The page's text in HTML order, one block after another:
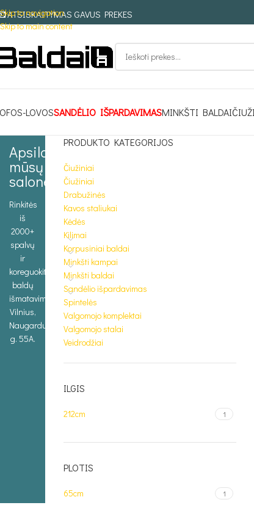
Skip to navigation
Skip to main content
ATSISKAITYMAS GAVUS PREKES
LOVOSSANDĖLIO IŠPARDAVIMASMINKŠTI BALDAI
Apsilankykite
mūsų
salone
Rinkitės
iš
2000+
spalvų
ir
koreguokite
baldų
išmatavimus.
Vilnius,
Naugarduko
g. 55A.
PRODUKTO KATEGORIJOS
Čiužiniai
Čiužiniai
Drabužinės
Kavos staliukai
Kėdės
Kilimai
Korpusiniai baldai
Minkšti kampai
Minkšti baldai
Sandėlio išpardavimas
Spintelės
Valgomojo komplektai
Valgomojo stalai
Veidrodžiai
ILGIS
212cm 1
PLOTIS
65cm 1